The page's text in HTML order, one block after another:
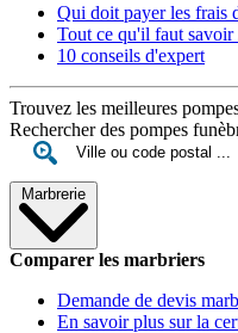
Qui doit payer les frais
Tout ce qu'il faut savoir
10 conseils d'expert
Trouvez les meilleures
Rechercher des pompes
Marbrerie
Comparer les marbriers
Demande de devis
En savoir plus sur la